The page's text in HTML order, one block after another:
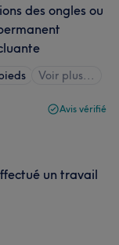
des ongles ou
Voir plus...
Avis vérifié
un travail